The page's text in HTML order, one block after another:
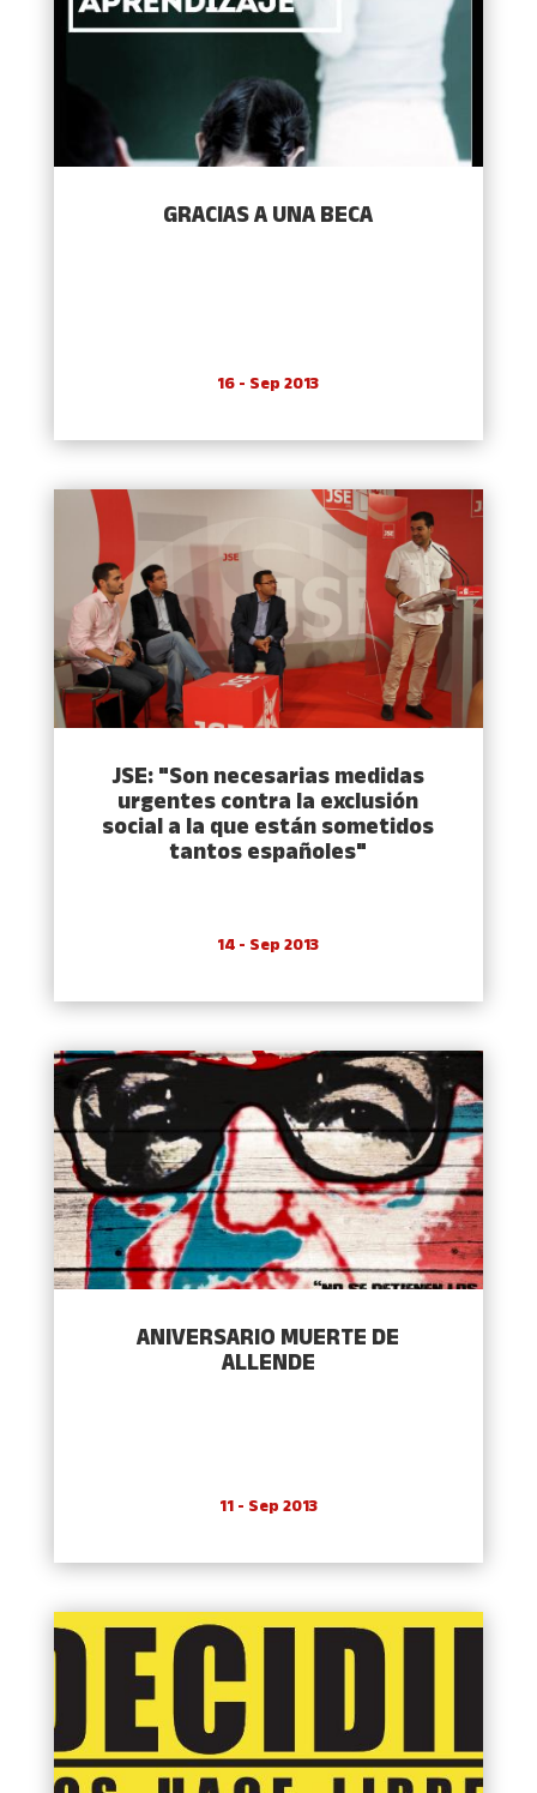
GRACIAS A UNA BECA
16 - Sep 2013
JSE: "Son necesarias medidas
urgentes contra la exclusión
social a la que están sometidos
tantos españoles"
14 - Sep 2013
ANIVERSARIO MUERTE DE
ALLENDE
11 - Sep 2013